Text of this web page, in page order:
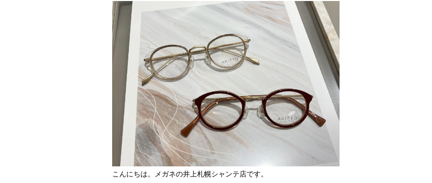
こんにちは。メガネの井上札幌シャンテ店です。